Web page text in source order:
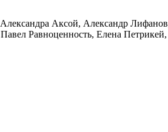
Александра Аксой, Александр Лифанов
Павел Равноценность, Елена Петрикей,